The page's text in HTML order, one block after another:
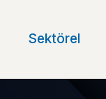
Sektörel